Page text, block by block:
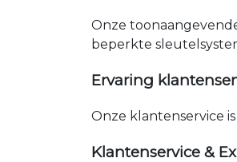
Onze
beperkte
Ervaring
Onze klantenservice
Klantenservice &